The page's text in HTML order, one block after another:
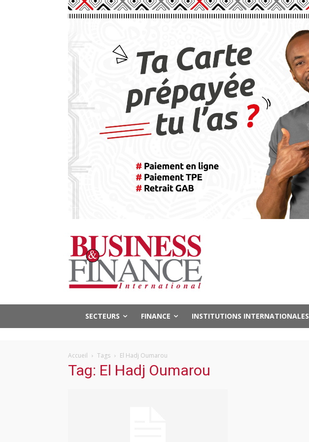
SECTEURS FINANCE INSTITUTIONS INTERNATIONALES
Accueil Tags El Hadj Oumarou
Tag: El Hadj Oumarou